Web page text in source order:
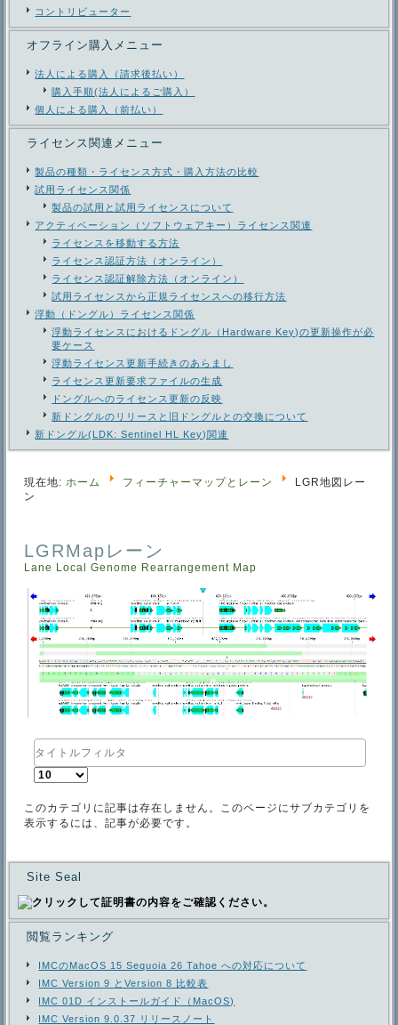
コントリビューター
オフライン購入メニュー
法人による購入（請求後払い）
購入手順(法人によるご購入）
個人による購入（前払い）
ライセンス関連メニュー
製品の種類・ライセンス方式・購入方法の比較
試用ライセンス関係
製品の試用と試用ライセンスについて
アクティベーション（ソフトウェアキー）ライセンス関連
ライセンスを移動する方法
ライセンス認証方法（オンライン）
ライセンス認証解除方法（オンライン）
試用ライセンスから正規ライセンスへの移行方法
浮動（ドングル）ライセンス関係
浮動ライセンスにおけるドングル（Hardware Key)の更新操作が必
要ケース
浮動ライセンス更新手続きのあらまし
ライセンス更新要求ファイルの生成
ドングルへのライセンス更新の反映
新ドングルのリリースと旧ドングルとの交換について
新ドングル(LDK: Sentinel HL Key)関連
現在地: ホーム フィーチャーマップとレーン
LGR地図レー
ン
LGRMapレーン
Lane Local Genome Rearrangement Map
タ
イ
ト
フ
ィ
表
数
このカテゴリに記事は存在しません。このページにサブカテゴリを
表示するには、記事が必要です。
Site Seal
閲覧ランキング
IMCのMacOS 15 Sequoia 26 Tahoe への対応について
IMC Version 9 とVersion 8 比較表
IMC 01D インストールガイド（MacOS)
IMC Version 9.0.37 リリースノート